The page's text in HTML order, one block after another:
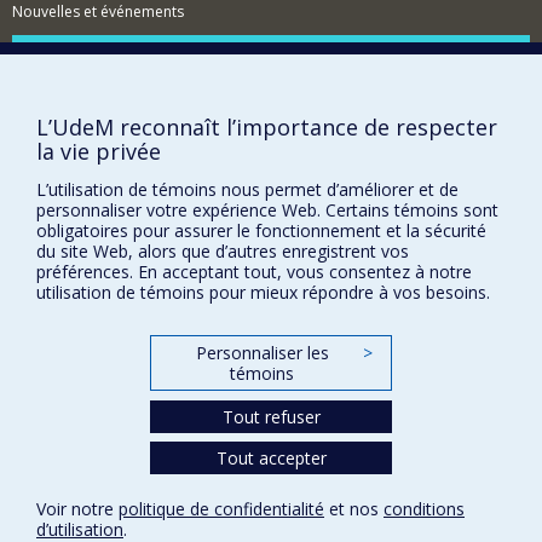
Nouvelles et événements
Comment soutenir l'École?
Plan du site
Signaler une erreur
Accessibilité
FACULTÉ DES ARTS ET DES SCIENCES
Nos départements et écoles
Université de
L’UdeM reconnaît l’importance de respecter
la vie privée
L’utilisation de témoins nous permet d’améliorer et de
personnaliser votre expérience Web. Certains témoins sont
obligatoires pour assurer le fonctionnement et la sécurité
du site Web, alors que d’autres enregistrent vos
préférences. En acceptant tout, vous consentez à notre
utilisation de témoins pour mieux répondre à vos besoins.
Personnaliser les
témoins
>
Tout refuser
Tout accepter
Voir notre politique de confidentialité et nos conditions
d’utilisation.